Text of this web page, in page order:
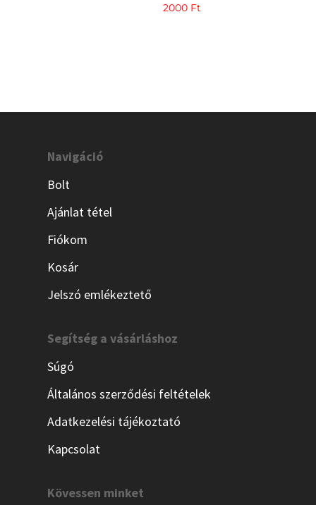
2000 Ft
Navigáció
Bolt
Ajánlat tétel
Fiókom
Kosár
Jelszó emlékeztető
Segítség a vásárláshoz
Súgó
Általános szerződési feltételek
Adatkezelési tájékoztató
Kapcsolat
Kövessen minket